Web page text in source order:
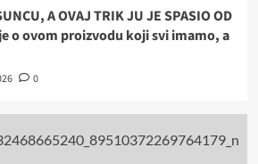
A OVAJ TRIK JU JE SPASIO OD
o ovom proizvodu koji svi imamo, a
0